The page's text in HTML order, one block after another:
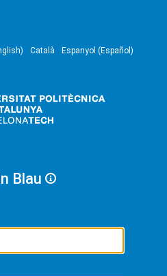
Català Espanyol (Español)
Blau